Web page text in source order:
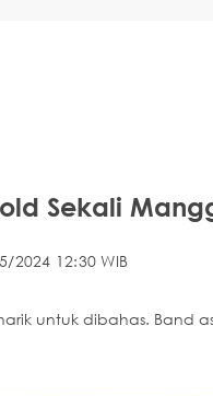
Sekali
2024 12:30 WIB
untuk dibahas. Band